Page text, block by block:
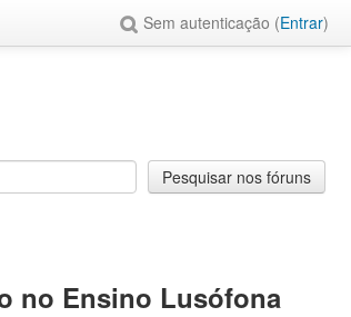
Sem autenticação (Entrar)
no Ensino Lusófona